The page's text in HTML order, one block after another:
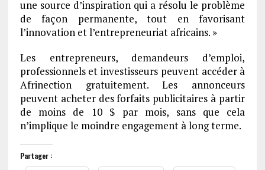
une source d’inspiration qui a résolu le problème
de façon permanente, tout en favorisant
l’innovation et l’entrepreneuriat africains. »
Les entrepreneurs, demandeurs d’emploi,
professionnels et investisseurs peuvent accéder à
Afrinection gratuitement. Les annonceurs
peuvent acheter des forfaits publicitaires à partir
de moins de 10 $ par mois, sans que cela
n’implique le moindre engagement à long terme.
Partager :